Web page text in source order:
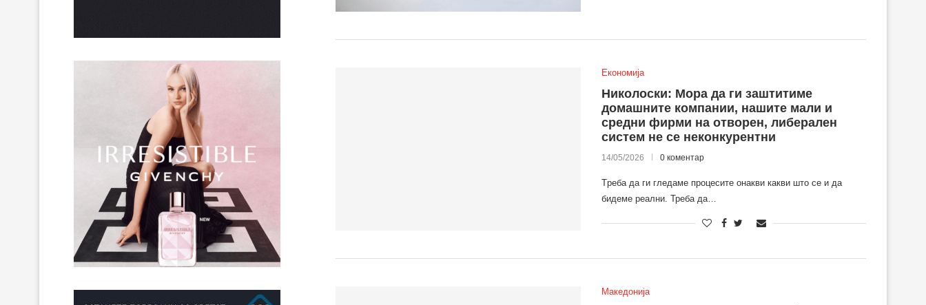
Економија
Николоски: Мора да ги заштитиме
домашните компании, нашите мали и
средни фирми на отворен, либерален
систем не се неконкурентни
14/05/2026 0 коментар
Tреба да ги гледаме процесите онакви какви што се и да
бидеме реални. Треба да…
Македонија